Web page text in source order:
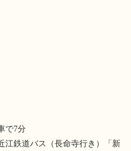
で7分
江鉄道バス（長命寺行き）「新